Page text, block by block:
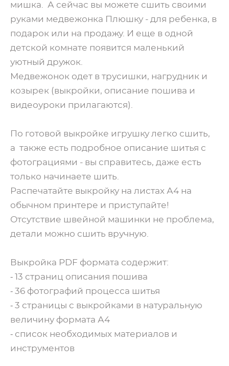
мишка. А сейчас вы можете сшить своими
руками медвежонка Плюшку - для ребенка, в
подарок или на продажу. И еще в одной
детской комнате появится маленький
уютный дружок.
Медвежонок одет в трусишки, нагрудник и
козырек (выкройки, описание пошива и
видеоуроки прилагаются).
По готовой выкройке игрушку легко сшить,
а также есть подробное описание шитья с
фотограциями - вы справитесь, даже есть
только начинаете шить.
Распечатайте выкройку на листах А4 на
обычном принтере и приступайте!
Отсутствие швейной машинки не проблема,
детали можно сшить вручную.
Выкройка PDF формата содержит:
⁃ 13 страниц описания пошива
⁃ 36 фотографий процесса шитья
⁃ 3 страницы с выкройками в натуральную
величину формата А4
⁃ список необходимых материалов и
инструментов